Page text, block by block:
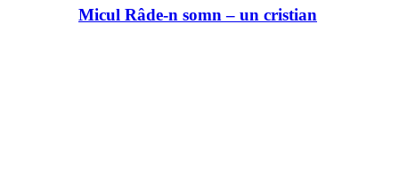
Micul Râde-n somn – un cristian